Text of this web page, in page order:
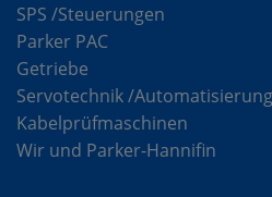
SPS /Steuerungen
Parker PAC
Getriebe
Servotechnik /
Kabelprüfmaschinen
Wir und Parker-Hannifin